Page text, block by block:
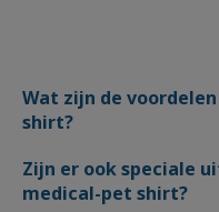
Wat zijn de
shirt?
Zijn er ook speciale
medical-pet shirt?